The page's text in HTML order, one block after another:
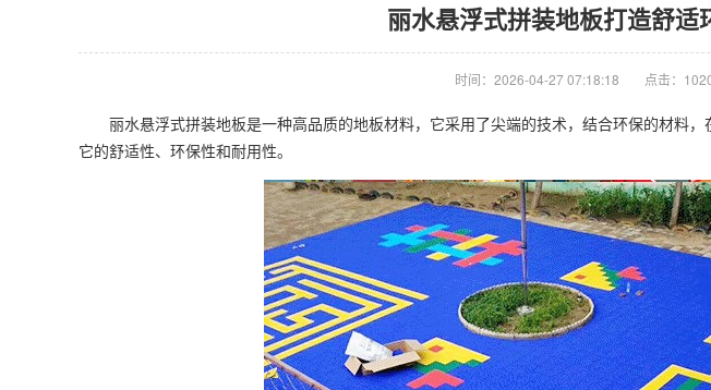
丽水悬浮式拼装地板打造舒适
时间：2026-04-27 07:18:18 点击：
丽水悬浮式拼装地板是一种高品质的地板材料，它采用了尖端的技术，结合环保的材料，
它的舒适性、环保性和耐用性。